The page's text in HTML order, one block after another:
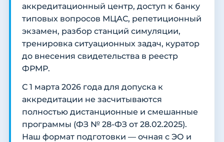
аккредитационный центр, доступ к банку
типовых вопросов МЦАС, репетиционный
экзамен, разбор станций симуляции,
тренировка ситуационных задач, куратор
до внесения свидетельства в реестр
ФРМР.
С 1 марта 2026 года для допуска к
аккредитации не засчитываются
полностью дистанционные и смешанные
программы (ФЗ № 28-ФЗ от 28.02.2025).
Наш формат подготовки — очная с ЭО и